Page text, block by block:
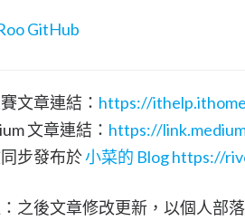
GitHub
文章連結： https://
文章連結： https://
步發布於小菜的 Bloghttps://
之後文章修改更新，以個人部